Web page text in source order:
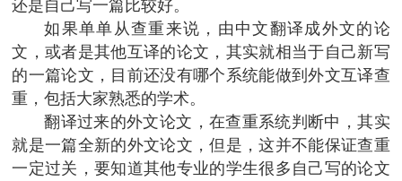
还是自己写一篇比较好。
如果单单从查重来说，由中文翻译成外文的论
文，或者是其他互译的论文，其实就相当于自己新写
的一篇论文，目前还没有哪个系统能做到外文互译查
重，包括大家熟悉的学术。
翻译过来的外文论文，在查重系统判断中，其实
就是一篇全新的外文论文，但是，这并不能保证查重
一定过关，要知道其他专业的学生很多自己写的论文